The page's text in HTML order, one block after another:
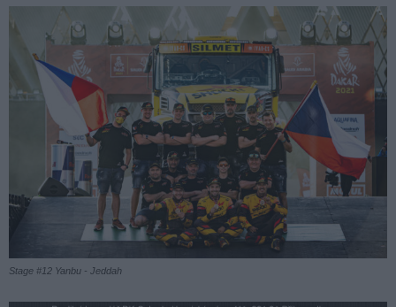
Stage #12 Yanbu - Jeddah